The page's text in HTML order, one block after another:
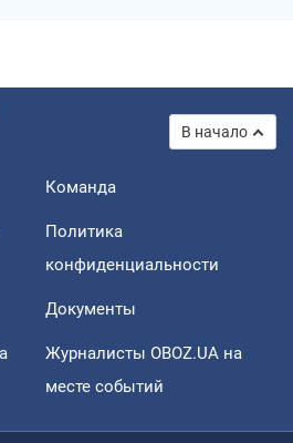
В начало
Команда
Политика
конфиденциальности
Документы
Журналисты OBOZ.UA на
месте событий